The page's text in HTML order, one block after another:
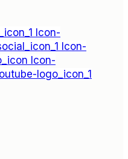
Icon-
Icon-
Icon-
logo_icon_1